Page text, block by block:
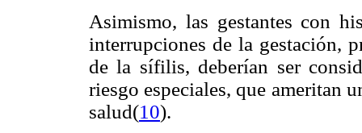
Asimismo, las gestantes con
interrupciones de la gestación,
de la sífilis, deberían ser
riesgo especiales, que ameritan
salud(10).